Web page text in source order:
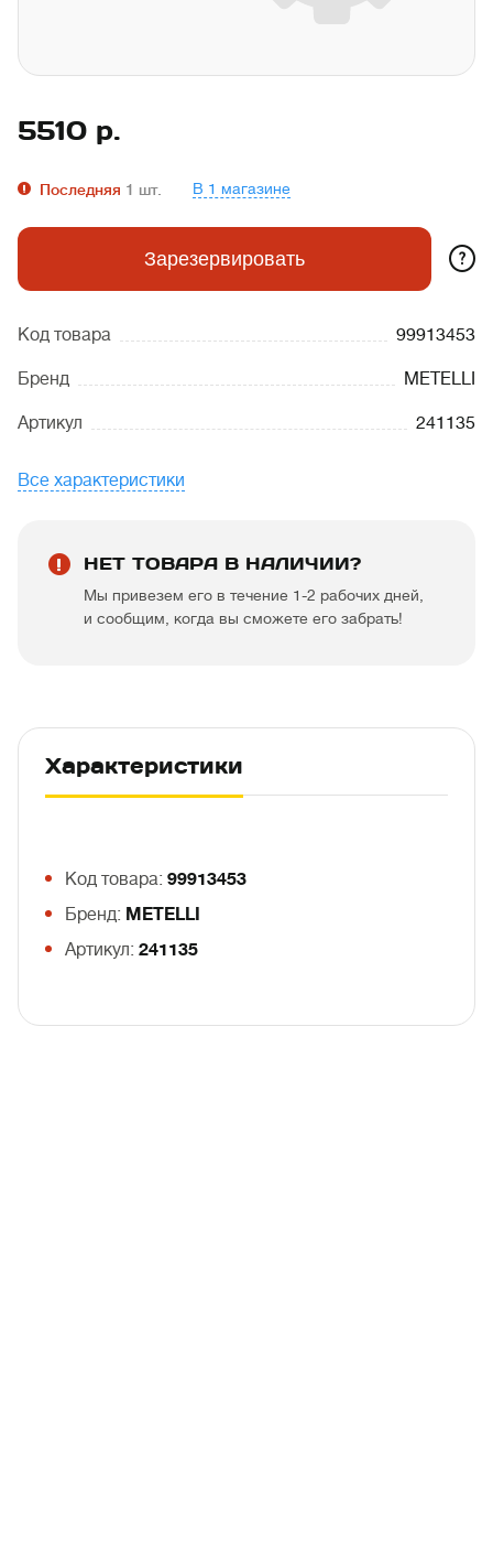
5510 р.
Последняя 1 шт. В 1 магазине
Зарезервировать ?
Код товара 99913453
Бренд METELLI
Артикул 241135
Все характеристики
НЕТ ТОВАРА В НАЛИЧИИ?
Мы привезем его в течение 1-2 рабочих дней,
и сообщим, когда вы сможете его забрать!
Характеристики
Код товара: 99913453
Бренд: METELLI
Артикул: 241135